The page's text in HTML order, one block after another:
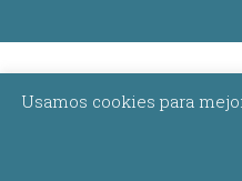
Usamos cookies para